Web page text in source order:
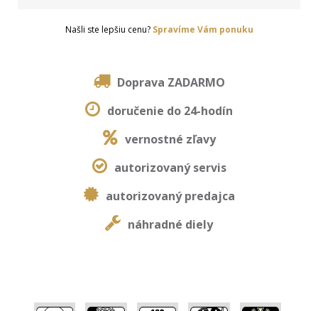
Našli ste lepšiu cenu? Spravíme Vám ponuku
Doprava ZADARMO
doručenie do 24-hodín
vernostné zľavy
autorizovaný servis
autorizovaný predajca
náhradné diely